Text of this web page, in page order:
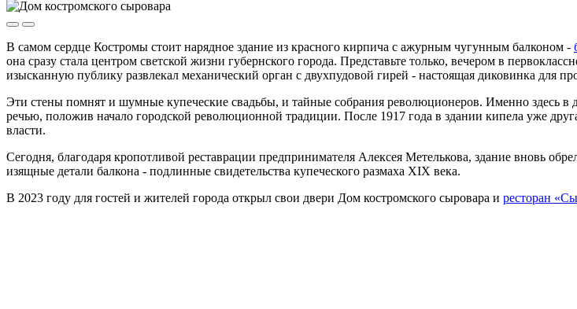
В самом сердце Костромы стоит нарядное здание из красного кирпича с ажурным чугунным балконом -
она сразу стала центром светской жизни губернского города. Представьте только, вечером в
изысканную публику развлекал механический орган с двухпудовой гирей - настоящая диковинка для
Эти стены помнят и шумные купеческие свадьбы, и тайные собрания революционеров. Именно здесь
речью, положив начало городской революционной традиции. После 1917 года в здании кипела уже
власти.
Сегодня, благодаря кропотливой реставрации предпринимателя Алексея Метелькова, здание вновь
изящные детали балкона - подлинные свидетельства купеческого размаха XIX века.
В 2023 году для гостей и жителей города открыл свои двери Дом костромского сыровара и ресторан